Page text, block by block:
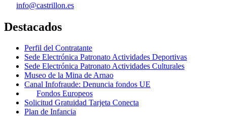
info@castrillon.es
Destacados
Perfil del Contratante
Sede Electrónica Patronato Actividades Deportivas
Sede Electrónica Patronato Actividades Culturales
Museo de la Mina de Arnao
Canal Infofraude: Denuncia fondos UE
Fondos Europeos
Solicitud Gratuidad Tarjeta Conecta
Plan de Infancia